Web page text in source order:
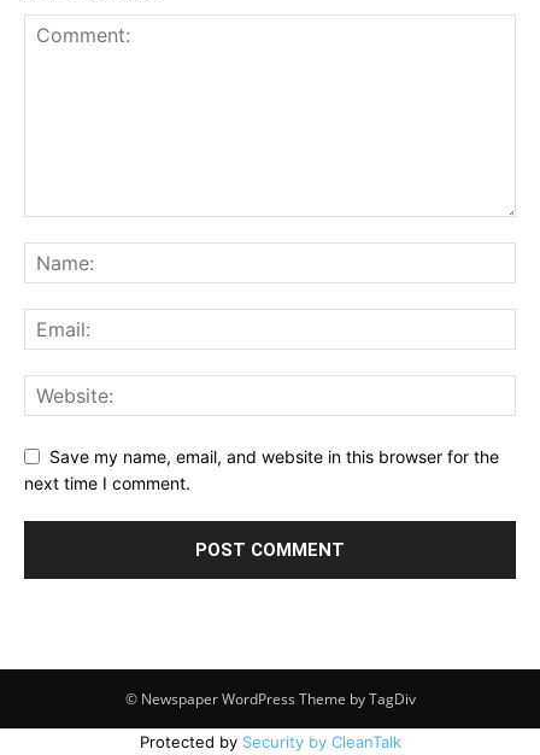
Save my name, email, and website in this browser for the
next time I comment.
© Newspaper WordPress Theme by TagDiv
Protected by Security by CleanTalk